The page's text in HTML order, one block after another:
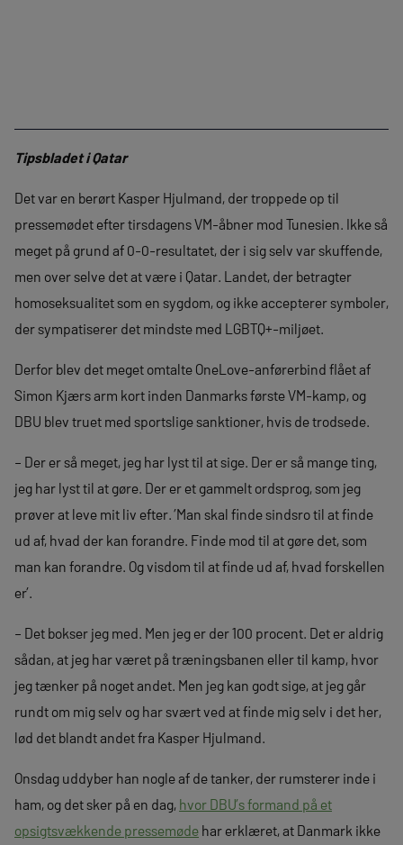
Tipsbladet i Qatar
Det var en berørt Kasper Hjulmand, der troppede op til
pressemødet efter tirsdagens VM-åbner mod Tunesien. Ikke så
meget på grund af 0-0-resultatet, der i sig selv var skuffende,
men over selve det at være i Qatar. Landet, der betragter
homoseksualitet som en sygdom, og ikke accepterer symboler,
der sympatiserer det mindste med LGBTQ+-miljøet.
Derfor blev det meget omtalte OneLove-anførerbind flået af
Simon Kjærs arm kort inden Danmarks første VM-kamp, og
DBU blev truet med sportslige sanktioner, hvis de trodsede.
– Der er så meget, jeg har lyst til at sige. Der er så mange ting,
jeg har lyst til at gøre. Der er et gammelt ordsprog, som jeg
prøver at leve mit liv efter. ’Man skal finde sindsro til at finde
ud af, hvad der kan forandre. Finde mod til at gøre det, som
man kan forandre. Og visdom til at finde ud af, hvad forskellen
er’.
– Det bokser jeg med. Men jeg er der 100 procent. Det er aldrig
sådan, at jeg har været på træningsbanen eller til kamp, hvor
jeg tænker på noget andet. Men jeg kan godt sige, at jeg går
rundt om mig selv og har svært ved at finde mig selv i det her,
lød det blandt andet fra Kasper Hjulmand.
Onsdag uddyber han nogle af de tanker, der rumsterer inde i
ham, og det sker på en dag, hvor DBU’s formand på et
opsigtsvækkende pressemøde har erklæret, at Danmark ikke